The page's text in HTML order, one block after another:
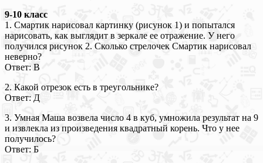
9-10 класс
1. Смартик нарисовал картинку (рисунок 1) и попытался
нарисовать, как выглядит в зеркале ее отражение. У него
получился рисунок 2. Сколько стрелочек Смартик нарисовал
неверно?
Ответ: В
2. Какой отрезок есть в треугольнике?
Ответ: Д
3. Умная Маша возвела число 4 в куб, умножила результат на 9
и извлекла из произведения квадратный корень. Что у нее
получилось?
Ответ: Б